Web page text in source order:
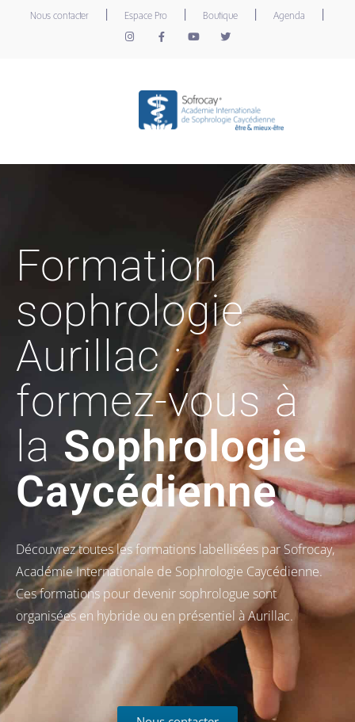
Nous contacter Espace Pro Boutique Agenda
Formation
sophrologie
Aurillac :
formez-vous à
la Sophrologie
Caycédienne
Découvrez toutes les formations labellisées par Sofrocay,
Académie Internationale de Sophrologie Caycédienne.
Ces formations pour devenir sophrologue sont
organisées en hybride ou en présentiel à Aurillac.